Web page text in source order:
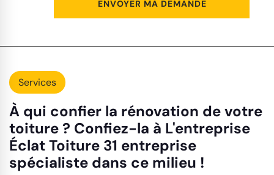
Services
À qui confier la rénovation de votre
toiture ? Confiez-la à L'entreprise
Éclat Toiture 31 entreprise
spécialiste dans ce milieu !